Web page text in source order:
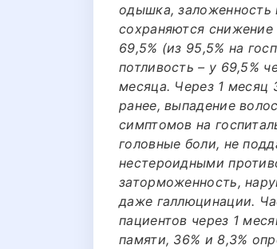
одышка, заложенность
сохраняются снижение
69,5% (из 95,5% на
потливость – у 69,5%
месяца. Через 1 месяц
ранее, выпадение
симптомов на
головные боли, не
нестероидными
заторможенность,
даже галлюцинации.
пациентов через 1
памяти, 36% и 8,3%